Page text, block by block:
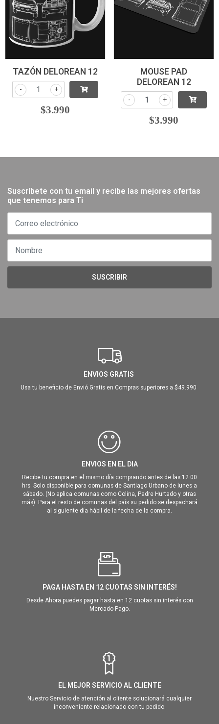
TAZÓN DELOREAN 12
+
-
$3.990
MOUSE PAD
DELOREAN 12
+
-
$3.990
Suscríbete con tu email y recibe las mejores ofertas
que tenemos para Ti
SUSCRIBIR
ENVIOS GRATIS
Usa tu beneficio de Envió Gratis en Compras superiores a $49.990
ENVIOS EN EL DIA
Recibe tu compra en el mismo día comprando antes de las 12:00
hrs. Solo disponible para comunas de Santiago Urbano de lunes a
sábado. (No aplica comunas como Colina, Padre Hurtado y otras
más). Para el resto de comunas del país su pedido se despachará
al siguiente día hábil de la fecha de la compra.
PAGA HASTA EN 12 CUOTAS SIN INTERÉS!
Desde Ahora puedes pagar hasta en 12 cuotas sin interés con
Mercado Pago.
EL MEJOR SERVICIO AL CLIENTE
Nuestro Servicio de atención al cliente solucionará cualquier
inconveniente relacionado con tu pedido.